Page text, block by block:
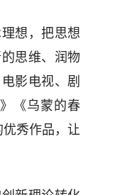
想，把思想
思维、润物
影电视、剧
《乌蒙的春
秀作品，让